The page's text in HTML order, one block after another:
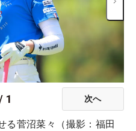
1 次へ
る菅沼菜々（撮影：福田